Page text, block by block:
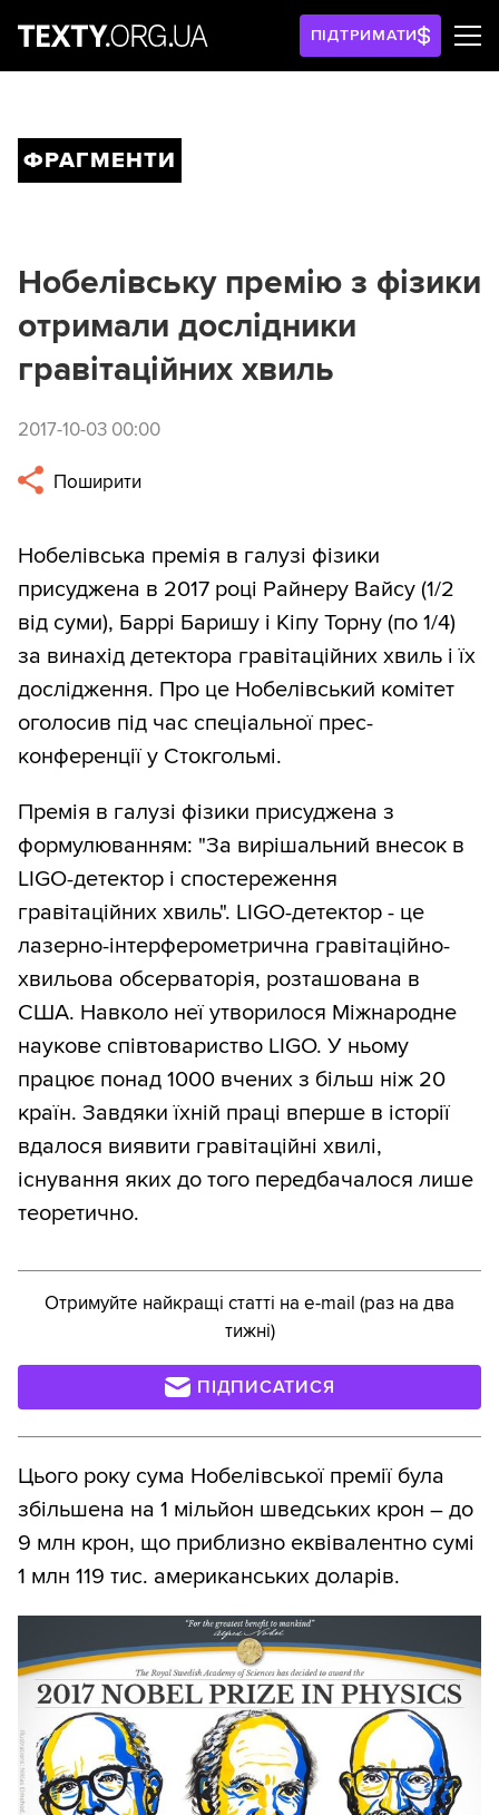
ПІДТРИМАТИ
ФРАГМЕНТИ
Нобелівську премію з фізики
отримали дослідники
гравітаційних хвиль
2017-10-03 00:00
Поширити
Нобелівська премія в галузі фізики
присуджена в 2017 році Райнеру Вайсу (1/2
від суми), Баррі Баришу і Кіпу Торну (по 1/4)
за винахід детектора гравітаційних хвиль і їх
дослідження. Про це Нобелівський комітет
оголосив під час спеціальної прес-
конференції у Стокгольмі.
Премія в галузі фізики присуджена з
формулюванням: "За вирішальний внесок в
LIGO-детектор і спостереження
гравітаційних хвиль". LIGO-детектор - це
лазерно-інтерферометрична гравітаційно-
хвильова обсерваторія, розташована в
США. Навколо неї утворилося Міжнародне
наукове співтовариство LIGO. У ньому
працює понад 1000 вчених з більш ніж 20
країн. Завдяки їхній праці вперше в історії
вдалося виявити гравітаційні хвилі,
існування яких до того передбачалося лише
теоретично.
Отримуйте найкращі статті на e-mail (раз на два
тижні)
ПІДПИСАТИСЯ
Цього року сума Нобелівської премії була
збільшена на 1 мільйон шведських крон – до
9 млн крон, що приблизно еквівалентно сумі
1 млн 119 тис. американських доларів.